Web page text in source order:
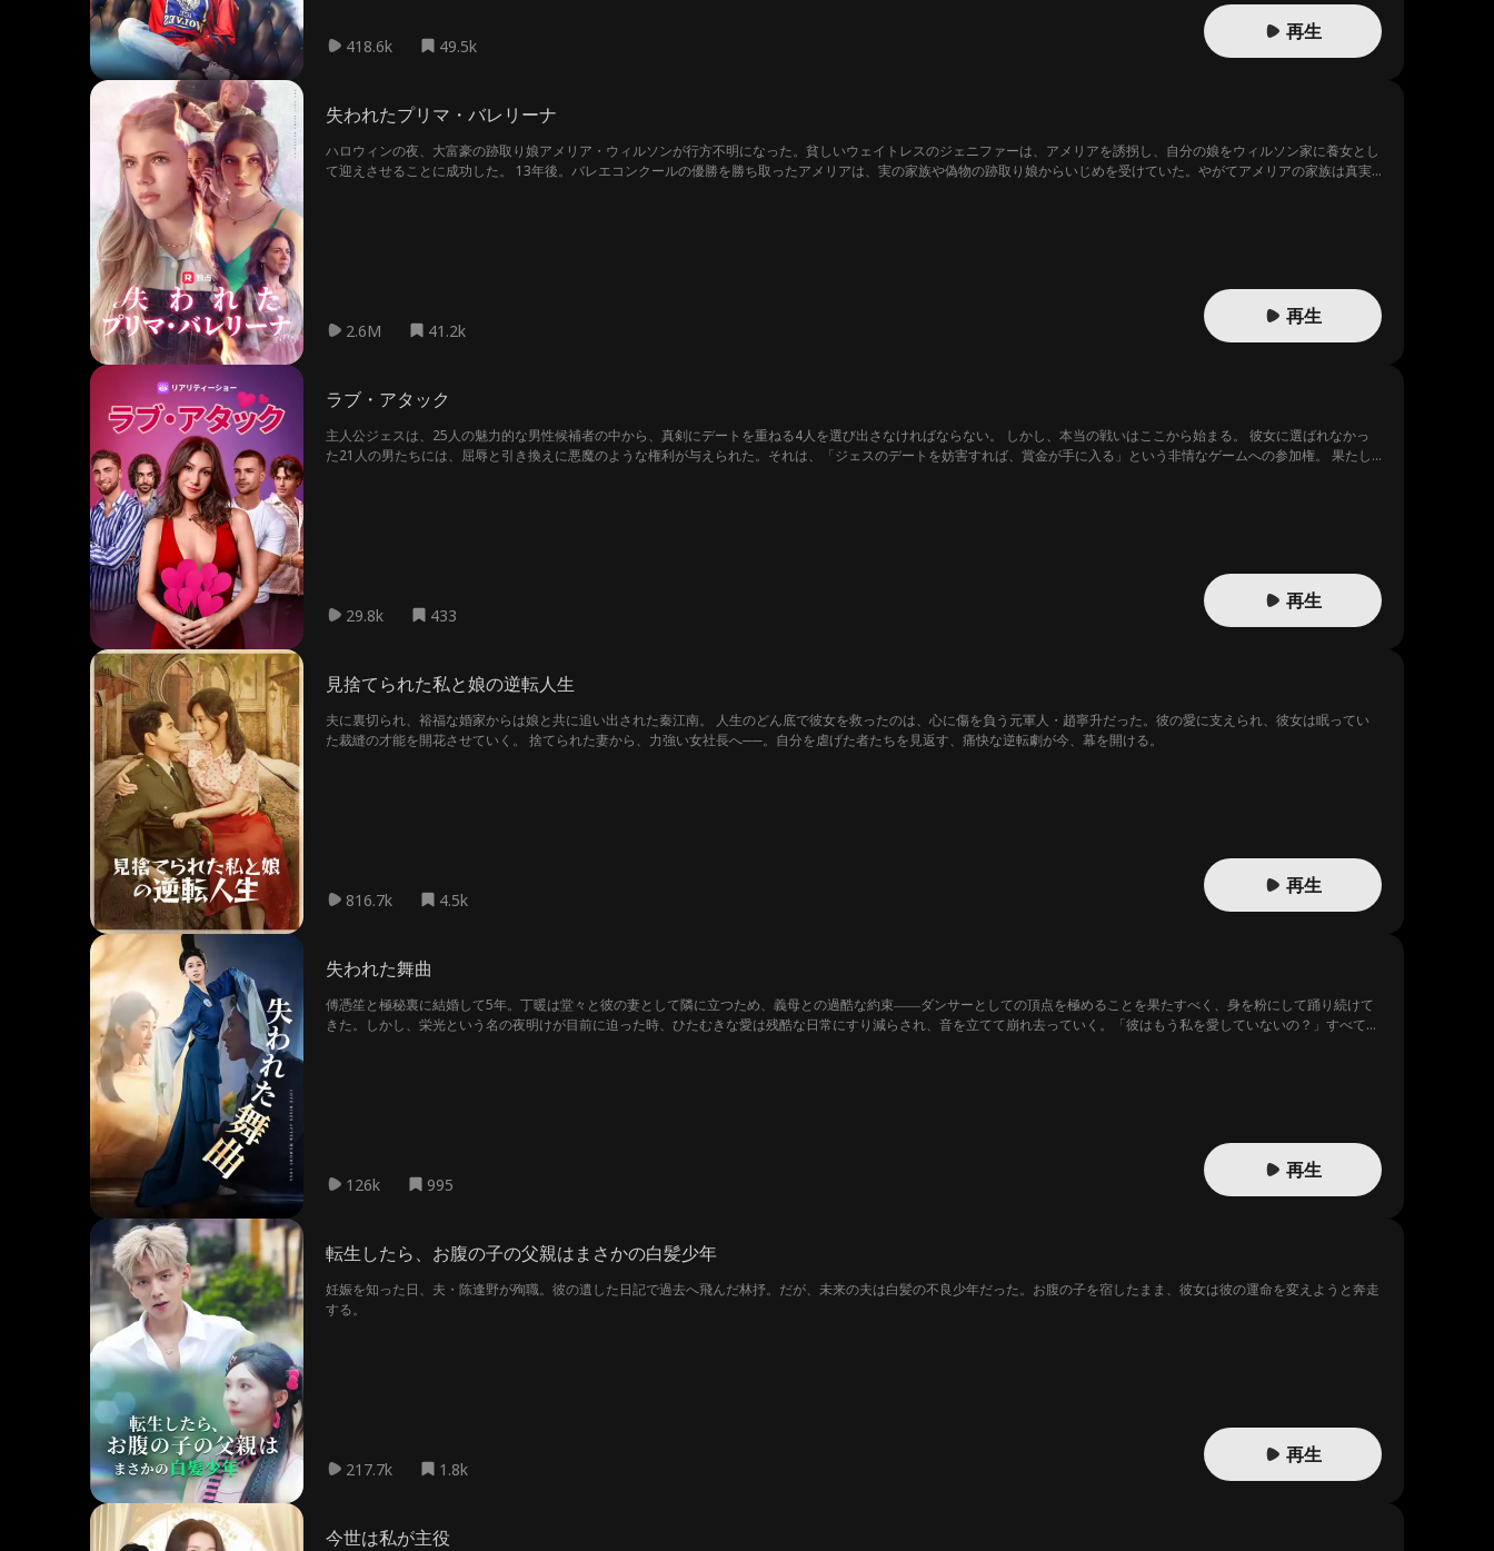
418.6k 49.5k
再生
失われたプリマ・バレリーナ
ハロウィンの夜、大富豪の跡取り娘アメリア・ウィルソンが行方不明になった。貧しいウェイトレスのジェニファーは、アメリアを誘拐し、自分の娘をウィルソン家に養女とし
て迎えさせることに成功した。 13年後。バレエコンクールの優勝を勝ち取ったアメリアは、実の家族や偽物の跡取り娘からいじめを受けていた。やがてアメリアの家族は真実
2.6M 41.2k
再生
ラブ・アタック
主人公ジェスは、25人の魅力的な男性候補者の中から、真剣にデートを重ねる4人を選び出さなければならない。 しかし、本当の戦いはここから始まる。 彼女に選ばれなかっ
た21人の男たちには、屈辱と引き換えに悪魔のような権利が与えられた。それは、「ジェスのデートを妨害すれば、賞金が手に入る」という非情なゲームへの参加権。 果たし
29.8k 433
再生
見捨てられた私と娘の逆転人生
夫に裏切られ、裕福な婚家からは娘と共に追い出された秦江南。 人生のどん底で彼女を救ったのは、心に傷を負う元軍人・趙寧升だった。彼の愛に支えられ、彼女は眠ってい
た裁縫の才能を開花させていく。 捨てられた妻から、力強い女社長へ──。自分を虐げた者たちを見返す、痛快な逆転劇が今、幕を開ける。
816.7k 4.5k
再生
失われた舞曲
傅憑笙と極秘裏に結婚して5年。丁暖は堂々と彼の妻として隣に立つため、義母との過酷な約束――ダンサーとしての頂点を極めることを果たすべく、身を粉にして踊り続けて
きた。しかし、栄光という名の夜明けが目前に迫った時、ひたむきな愛は残酷な日常にすり減らされ、音を立てて崩れ去っていく。「彼はもう私を愛していないの？」すべてを
126k 995
再生
転生したら、お腹の子の父親はまさかの白髪少年
妊娠を知った日、夫・陈逢野が殉職。彼の遺した日記で過去へ飛んだ林抒。だが、未来の夫は白髪の不良少年だった。お腹の子を宿したまま、彼女は彼の運命を変えようと奔走
する。
217.7k 1.8k
再生
今世は私が主役